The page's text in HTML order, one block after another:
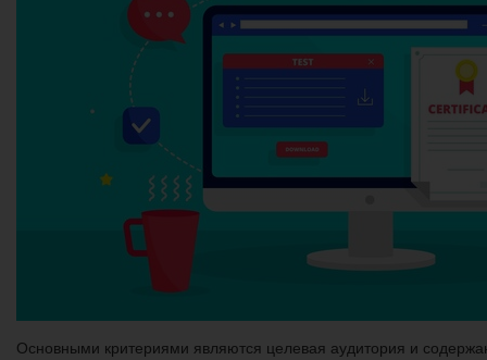
Основными критериями являются целевая аудитория и